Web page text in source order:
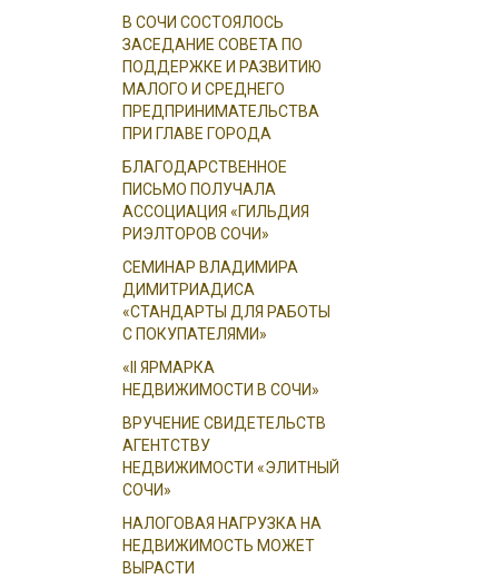
В СОЧИ СОСТОЯЛОСЬ
ЗАСЕДАНИЕ СОВЕТА ПО
ПОДДЕРЖКЕ И РАЗВИТИЮ
МАЛОГО И СРЕДНЕГО
ПРЕДПРИНИМАТЕЛЬСТВА
ПРИ ГЛАВЕ ГОРОДА
БЛАГОДАРСТВЕННОЕ
ПИСЬМО ПОЛУЧАЛА
АССОЦИАЦИЯ «ГИЛЬДИЯ
РИЭЛТОРОВ СОЧИ»
СЕМИНАР ВЛАДИМИРА
ДИМИТРИАДИСА
«СТАНДАРТЫ ДЛЯ РАБОТЫ
С ПОКУПАТЕЛЯМИ»
«II ЯРМАРКА
НЕДВИЖИМОСТИ В СОЧИ»
ВРУЧЕНИЕ СВИДЕТЕЛЬСТВ
АГЕНТСТВУ
НЕДВИЖИМОСТИ «ЭЛИТНЫЙ
СОЧИ»
НАЛОГОВАЯ НАГРУЗКА НА
НЕДВИЖИМОСТЬ МОЖЕТ
ВЫРАСТИ